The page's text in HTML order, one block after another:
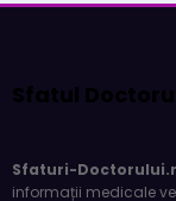
platformă dedicată
expertiza sau